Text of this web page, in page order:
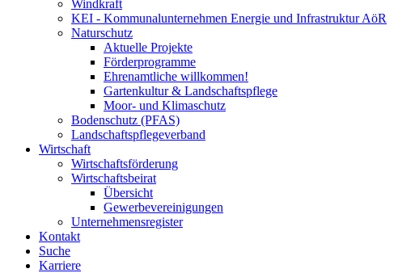
Windkraft
KEI - Kommunalunternehmen Energie und Infrastruktur AöR
Naturschutz
Aktuelle Projekte
Förderprogramme
Ehrenamtliche willkommen!
Gartenkultur & Landschaftspflege
Moor- und Klimaschutz
Bodenschutz (PFAS)
Landschaftspflegeverband
Wirtschaft
Wirtschaftsförderung
Wirtschaftsbeirat
Übersicht
Gewerbevereinigungen
Unternehmensregister
Kontakt
Suche
Karriere